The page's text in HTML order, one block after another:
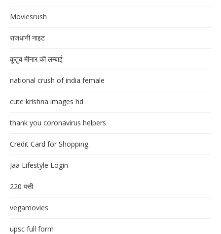
Moviesrush
राजधानी नाइट
क़ुतुब मीनार की लम्बाई
national crush of india female
cute krishna images hd
thank you coronavirus helpers
Credit Card for Shopping
Jaa Lifestyle Login
220 पत्ती
vegamovies
upsc full form